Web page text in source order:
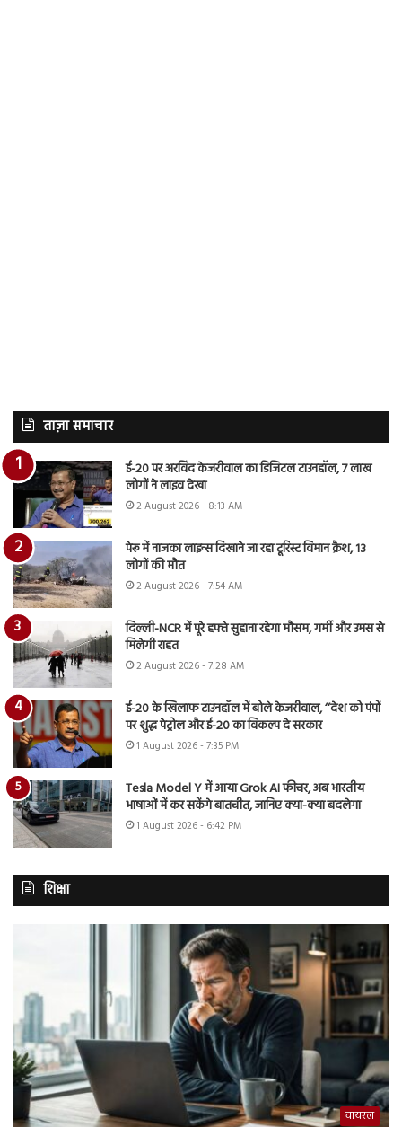
ताज़ा समाचार
ई-20 पर अरविंद केजरीवाल का डिजिटल टाउनहॉल, 7 लाख
लोगों ने लाइव देखा
2 August 2026 - 8:13 AM
पेरू में नाजका लाइन्स दिखाने जा रहा टूरिस्ट विमान क्रैश, 13
लोगों की मौत
2 August 2026 - 7:54 AM
दिल्ली-NCR में पूरे हफ्ते सुहाना रहेगा मौसम, गर्मी और उमस से
मिलेगी राहत
2 August 2026 - 7:28 AM
ई-20 के खिलाफ टाउनहॉल में बोले केजरीवाल, ‘‘देश को पंपों
पर शुद्ध पेट्रोल और ई-20 का विकल्प दे सरकार
1 August 2026 - 7:35 PM
Tesla Model Y में आया Grok AI फीचर, अब भारतीय
भाषाओं में कर सकेंगे बातचीत, जानिए क्या-क्या बदलेगा
1 August 2026 - 6:42 PM
शिक्षा
वायरल